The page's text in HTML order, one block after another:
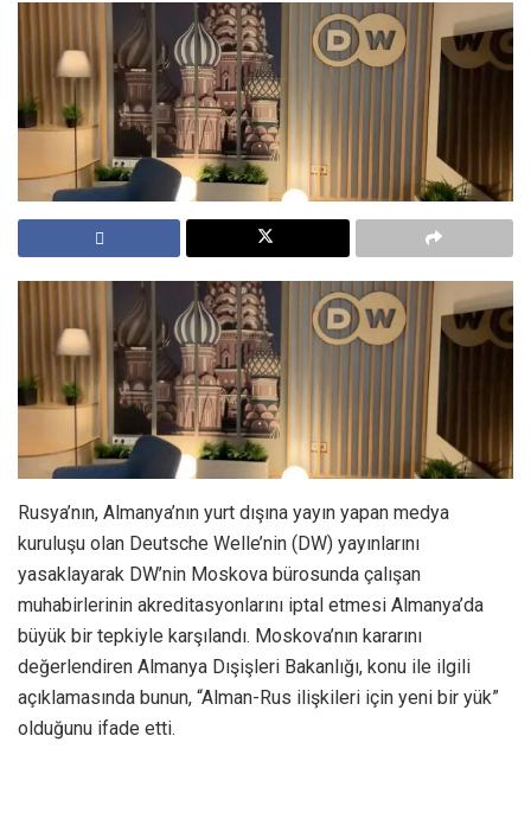
Rusya’nın, Almanya’nın yurt dışına yayın yapan medya
kuruluşu olan Deutsche Welle’nin (DW) yayınlarını
yasaklayarak DW’nin Moskova bürosunda çalışan
muhabirlerinin akreditasyonlarını iptal etmesi Almanya’da
büyük bir tepkiyle karşılandı. Moskova’nın kararını
değerlendiren Almanya Dışişleri Bakanlığı, konu ile ilgili
açıklamasında bunun, “Alman-Rus ilişkileri için yeni bir yük”
olduğunu ifade etti.